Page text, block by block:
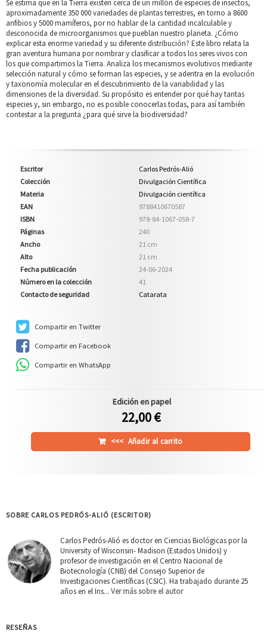
Se estima que en la Tierra existen cerca de un millón de especies de insectos,
aproximadamente 350 000 variedades de plantas terrestres, en torno a 8600
anfibios y 5000 mamíferos, por no hablar de la cantidad incalculable y
desconocida de microorganismos que pueblan nuestro planeta. ¿Cómo
explicar esta enorme variedad y su diferente distribución? Este libro relata la
gran aventura humana por nombrar y clasificar a todos los seres vivos con
los que compartimos la Tierra. Analiza los mecanismos evolutivos mediante
selección natural y cómo se forman las especies, y se adentra en la evolución
y taxonomía molecular en el descubrimiento de la variabilidad y las
dimensiones de la diversidad. Su propósito es entender por qué hay tantas
especies y, sin embargo, no es posible conocerlas todas, para así también
contestar a la pregunta ¿para qué sirve la biodiversidad?
Escritor
Carlos Pedrós-Alió
Colección
Divulgación Científica
Materia
Divulgación científica
EAN
9788410670587
ISBN
978-84-1067-058-7
Páginas
240
Ancho
21 cm
Alto
21 cm
Fecha publicación
24-06-2024
Número en la colección
41
Contacto de seguridad
Catarata
Compartir en Twitter
Compartir en Facebook
Compartir en WhatsApp
Edición en papel
22,00 €
<<< Añadir al carrito
SOBRE CARLOS PEDRÓS-ALIÓ (ESCRITOR)
Carlos Pedrós-Alió es doctor en Ciencias Biológicas por la
University of Wisconsin- Madison (Estados Unidos) y
profesor de investigación en el Centro Nacional de
Biotecnología (CNB) del Consejo Superior de
Investigaciones Científicas (CSIC). Ha trabajado durante 25
años en el Ins... Ver más sobre el autor
RESEÑAS